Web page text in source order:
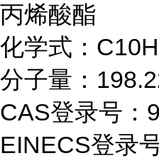
丙烯酸酯
化学式：
分子量：
CAS登录号：
EINECS登录